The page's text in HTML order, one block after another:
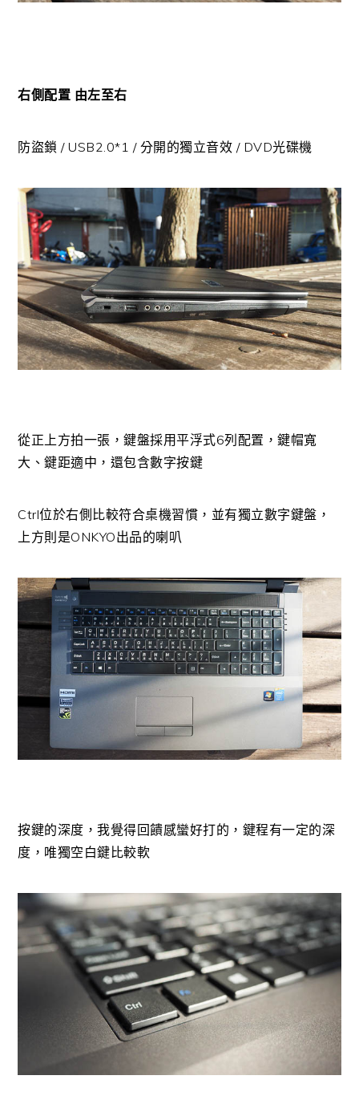
右側配置 由左至右
防盜鎖 / USB2.0*1 / 分開的獨立音效 / DVD光碟機
從正上方拍一張，鍵盤採用平浮式6列配置，鍵帽寬
大、鍵距適中，還包含數字按鍵
Ctrl位於右側比較符合桌機習慣，並有獨立數字鍵盤，
上方則是ONKYO出品的喇叭
按鍵的深度，我覺得回饋感蠻好打的，鍵程有一定的深
度，唯獨空白鍵比較軟